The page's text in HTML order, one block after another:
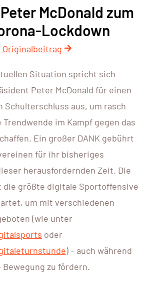
McDonald zum
Lockdown
Originalbeitrag
Situation spricht sich
Peter McDonald für einen
aus, um rasch
im Kampf gegen das
Ein großer DANK gebührt
für ihr bisheriges
herausfordernden Zeit. Die
die größte digitale Sportoffensive
um mit verschiedenen
(wie unter
oder
) – auch während
Bewegung zu fördern.